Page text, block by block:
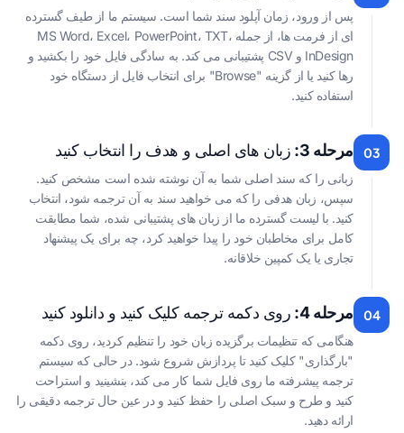
پس از ورود، زمان آپلود سند شما است. سیستم ما از طیف گسترده
ای از فرمت ها، از جمله MS Word، Excel، PowerPoint، TXT،
InDesign و CSV پشتیبانی می کند. به سادگی فایل خود را بکشید و
رها کنید یا از گزینه "Browse" برای انتخاب فایل از دستگاه خود
استفاده کنید.
03 مرحله 3: زبان های اصلی و هدف را انتخاب کنید
زبانی را که سند اصلی شما به آن نوشته شده است مشخص کنید.
سپس، زبان هدفی را که می خواهید سند به آن ترجمه شود، انتخاب
کنید. با لیست گسترده ما از زبان های پشتیبانی شده، شما مطابقت
کامل برای مخاطبان خود را پیدا خواهید کرد، چه برای یک پیشنهاد
تجاری یا یک کمپین خلاقانه.
04 مرحله 4: روی دکمه ترجمه کلیک کنید و دانلود کنید
هنگامی که تنظیمات برگزیده زبان خود را تنظیم کردید، روی دکمه
"بارگذاری" کلیک کنید تا پردازش شروع شود. در حالی که سیستم
ترجمه پیشرفته ما روی فایل شما کار می کند، بنشینید و استراحت
کنید و طرح و سبک اصلی را حفظ کنید و در عین حال ترجمه دقیقی را
ارائه دهید.